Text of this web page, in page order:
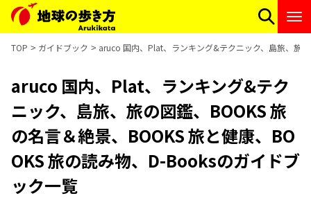
TOP ガイドブック aruco 国内、Plat、ランキング&テクニック、島旅、旅
aruco 国内、Plat、ランキング&テク
ニック、島旅、旅の図鑑、BOOKS 旅
の名言＆絶景、BOOKS 旅と健康、BO
OKS 旅の読み物、D-Booksのガイドブ
ック一覧